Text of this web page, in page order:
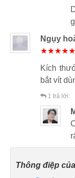
Ngụy
★★★★★
Kích
bắt vít
1 trả lời:
Thông điệp